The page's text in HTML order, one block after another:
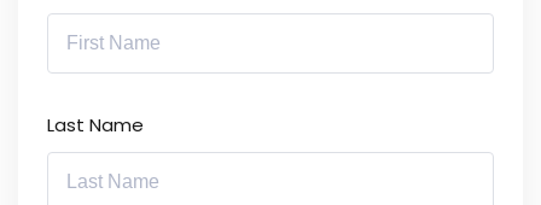
Last Name